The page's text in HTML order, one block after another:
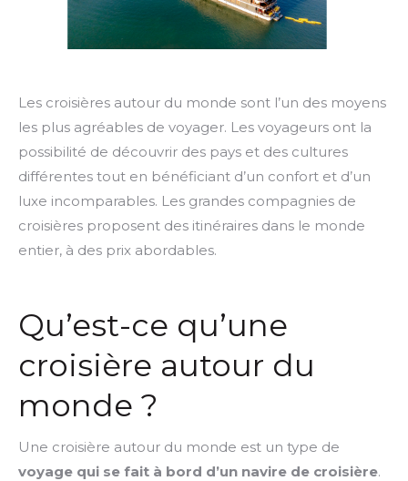
Les croisières autour du monde sont l’un des moyens
les plus agréables de voyager. Les voyageurs ont la
possibilité de découvrir des pays et des cultures
différentes tout en bénéficiant d’un confort et d’un
luxe incomparables. Les grandes compagnies de
croisières proposent des itinéraires dans le monde
entier, à des prix abordables.
Qu’est-ce qu’une
croisière autour du
monde ?
Une croisière autour du monde est un type de
voyage qui se fait à bord d’un navire de croisière.